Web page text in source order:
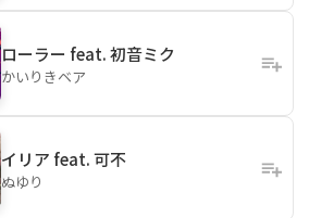
ローラー feat. 初音ミク
かいりきベア
イリア feat. 可不
ぬゆり